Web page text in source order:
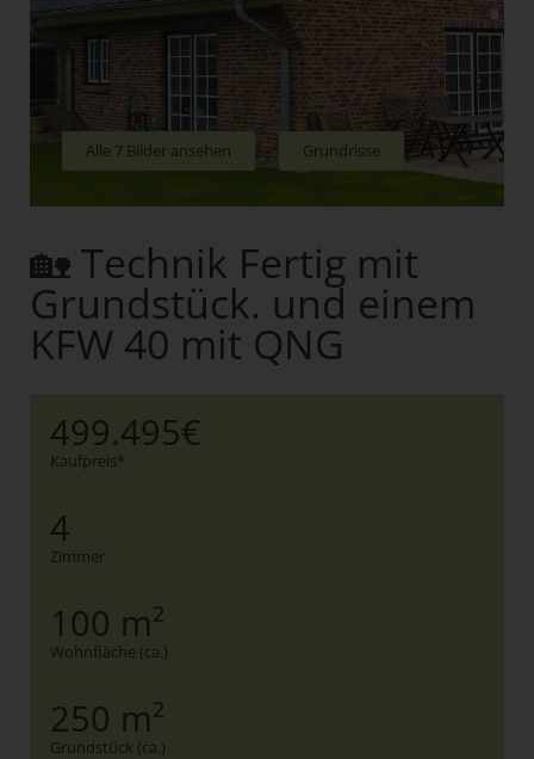
Alle 7 Bilder ansehen Grundrisse
🏡 Technik Fertig mit
Grundstück. und einem
KFW 40 mit QNG
499.495€
Kaufpreis*
4
Zimmer
100 m²
Wohnfläche (ca.)
250 m²
Grundstück (ca.)